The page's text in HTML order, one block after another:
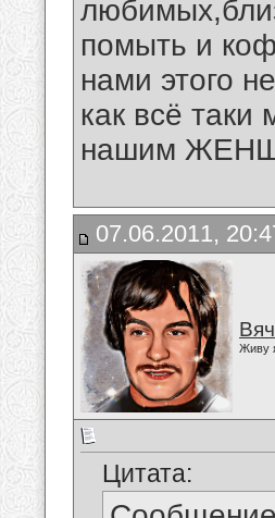
помыть и
нами этого
как всё
нашим
07.06.2011,
Живу
Цитата: